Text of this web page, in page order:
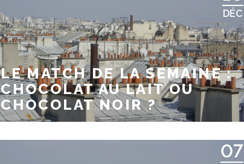
DÉC
LE MATCH DE LA SEMAINE :
CHOCOLAT AU LAIT OU
CHOCOLAT NOIR ?
07